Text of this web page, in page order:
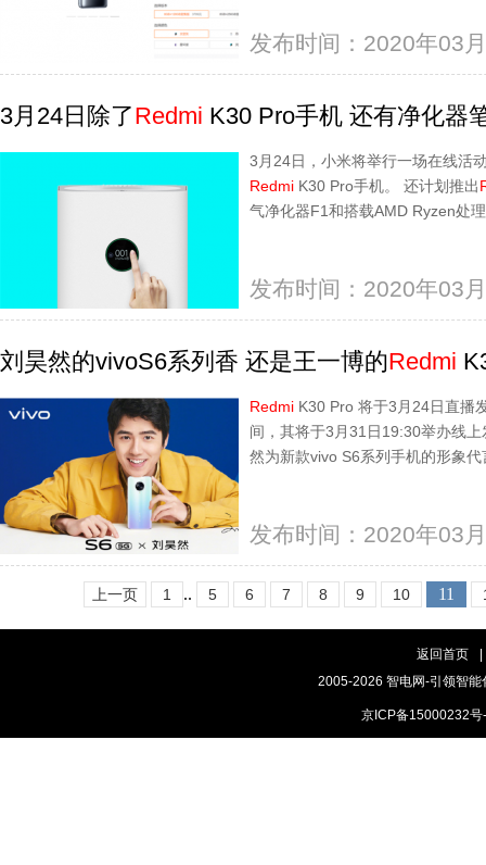
发布时间：2020年03
3月24日除了Redmi K30 Pro手机 还有净化器
3月24日，小米将举行一场在线活
Redmi K30 Pro手机。 还计划推出
气净化器F1和搭载AMD Ryzen处
发布时间：2020年03
刘昊然的vivoS6系列香 还是王一博的Redmi
Redmi K30 Pro 将于3月24日直播
间，其将于3月31日19:30举办线
然为新款vivo S6系列手机的形象
发布时间：2020年03
上一页 1 .. 5 6 7 8 9 10 11
返回首页
2005-2026 智电网-引领智
京ICP备15000232号